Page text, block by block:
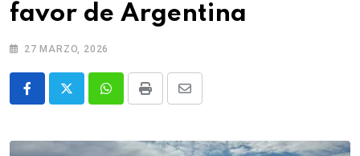
favor de Argentina
27 MARZO, 2026
WhatsappPrint
Share
Email